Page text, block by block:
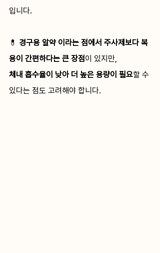
입니다.
💊 경구용 알약 이라는 점에서 주사제보다 복
용이 간편하다는 큰 장점 이 있지만,
체내 흡수율이 낮아 더 높은 용량이 필요할 수
있다는 점도 고려해야 합니다.